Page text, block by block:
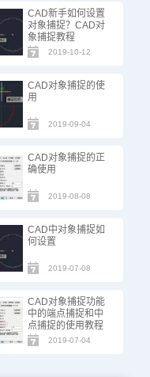
CAD新手如何设置
对象捕捉？CAD对
象捕捉教程
2019-10-12
CAD对象捕捉的使
用
2019-09-04
CAD对象捕捉的正
确使用
2019-08-08
CAD中对象捕捉如
何设置
2019-07-08
CAD对象捕捉功能
中的端点捕捉和中
点捕捉的使用教程
2019-07-04